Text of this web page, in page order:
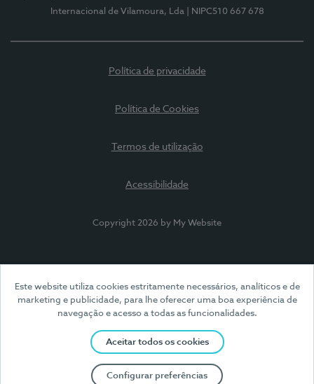
Este website utiliza cookies estritamente necessários, analíticos e de
marketing e publicidade, para lhe oferecer uma boa experiência de
navegação e acesso a todas as funcionalidades.
Aceitar todos os cookies
Configurar preferências
Internacional de Vilamoura, Lda
| NIPC510 667 678
Política de privacidade
Política de Cookies
Termos de utilização
Acessibilidade
Copyright 2026 by My Website